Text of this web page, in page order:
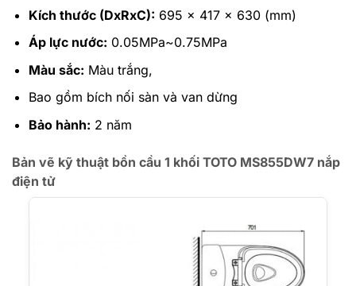
Kích thước (DxRxC): 695 x 417 x 630 (mm)
Áp lực nước: 0.05MPa~0.75MPa
Màu sắc: Màu trắng,
Bao gồm bích nối sàn và van dừng
Bảo hành: 2 năm
Bản vẽ kỹ thuật bồn cầu 1 khối TOTO MS855DW7 nắp
điện tử